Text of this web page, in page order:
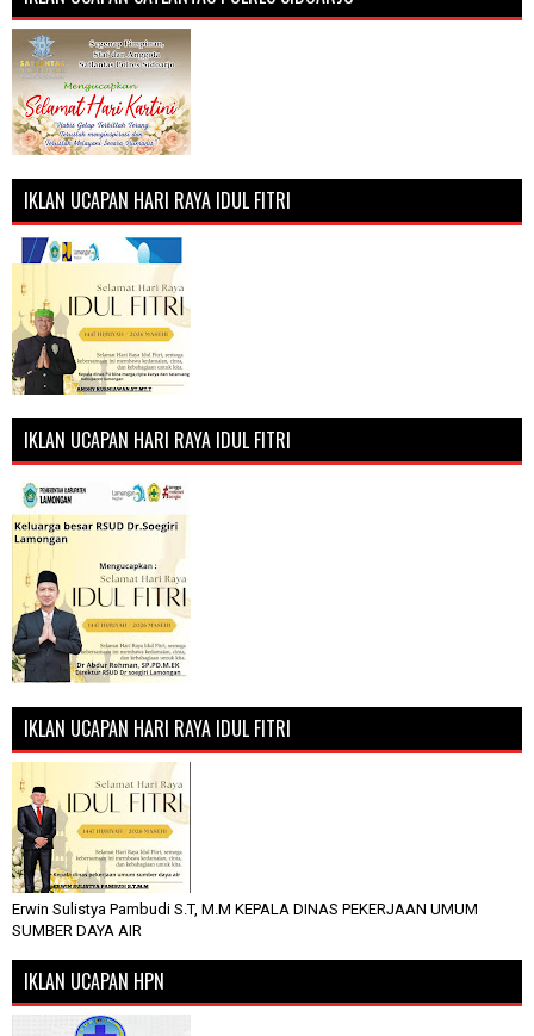
IKLAN UCAPAN HARI RAYA IDUL FITRI
IKLAN UCAPAN HARI RAYA IDUL FITRI
IKLAN UCAPAN HARI RAYA IDUL FITRI
Erwin Sulistya Pambudi S.T, M.M KEPALA DINAS PEKERJAAN UMUM
SUMBER DAYA AIR
IKLAN UCAPAN HPN